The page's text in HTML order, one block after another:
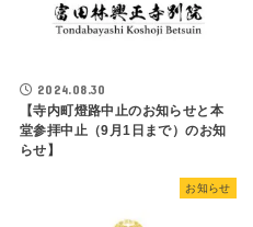
2024.08.30
【寺内町燈路中止のお知らせと本
堂参拝中止（9月1日まで）のお知
らせ】
お知らせ